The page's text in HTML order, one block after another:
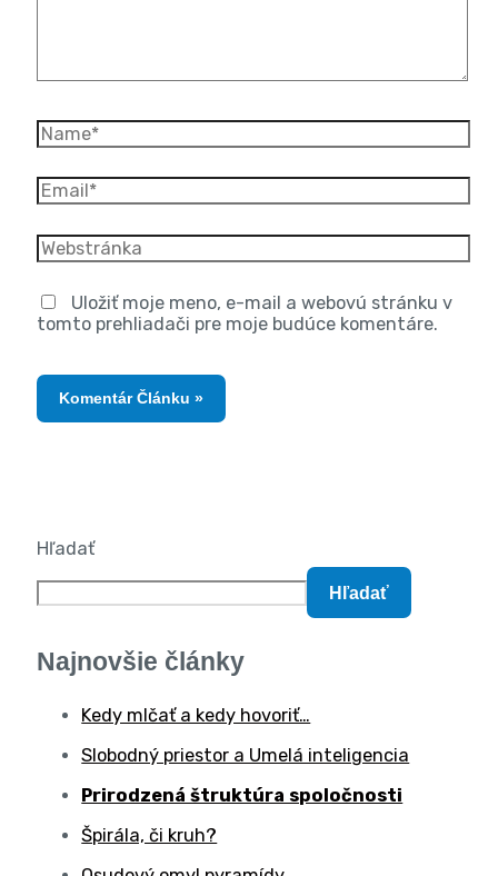
Uložiť moje meno, e-mail a webovú stránku v
tomto prehliadači pre moje budúce komentáre.
Hľadať
Hľadať
Najnovšie články
Kedy mlčať a kedy hovoriť…
Slobodný priestor a Umelá inteligencia
Prirodzená štruktúra spoločnosti
Špirála, či kruh?